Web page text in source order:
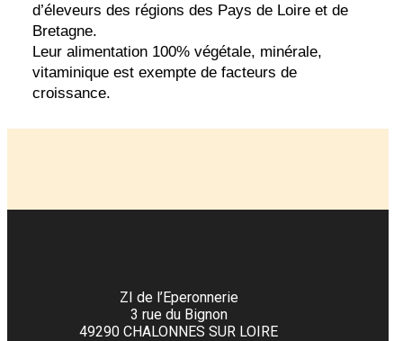
d’éleveurs des régions des Pays de Loire et de
Bretagne.
Leur alimentation 100% végétale, minérale,
vitaminique est exempte de facteurs de
croissance.
ZI de l’Eperonnerie
3 rue du Bignon
49290 CHALONNES SUR LOIRE